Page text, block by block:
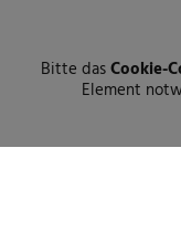
Bitte dasCookie-
Element